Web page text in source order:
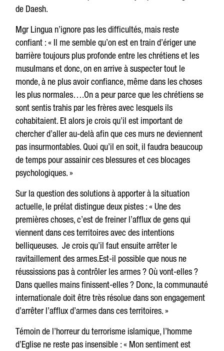
de Daesh.
Mgr Lingua n’ignore pas les difficultés, mais reste
confiant : « Il me semble qu’on est en train d’ériger une
barrière toujours plus profonde entre les chrétiens et les
musulmans et donc, on en arrive à suspecter tout le
monde, à ne plus avoir confiance, même dans les choses
les plus normales….On a peur parce que les chrétiens se
sont sentis trahis par les frères avec lesquels ils
cohabitaient. Et alors je crois qu’il est important de
chercher d’aller au-delà afin que ces murs ne deviennent
pas insurmontables. Quoi qu’il en soit, il faudra beaucoup
de temps pour assainir ces blessures et ces blocages
psychologiques. »
Sur la question des solutions à apporter à la situation
actuelle, le prélat distingue deux pistes : « Une des
premières choses, c’est de freiner l’afflux de gens qui
viennent dans ces territoires avec des intentions
belliqueuses. Je crois qu’il faut ensuite arrêter le
ravitaillement des armes.Est-il possible que nous ne
réussissions pas à contrôler les armes ? Où vont-elles ?
Dans quelles mains finissent-elles ? Donc, la communauté
internationale doit être très résolue dans son engagement
d’arrêter l’afflux d’armes dans ces territoires. »
Témoin de l’horreur du terrorisme islamique, l’homme
d’Eglise ne reste pas insensible : « Mon sentiment est